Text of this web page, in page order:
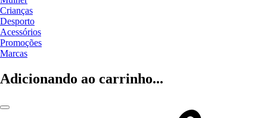
Crianças
Desporto
Acessórios
Promoções
Marcas
Adicionando ao carrinho...